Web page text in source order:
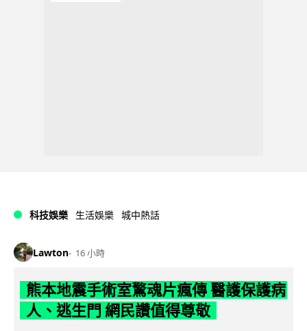
科技娛樂 生活娛樂 城中熱話
Lawton 16 小時
熊本地震手術室驚魂片瘋傳 醫護保護病
人、逃生門 網民讚值得尊敬